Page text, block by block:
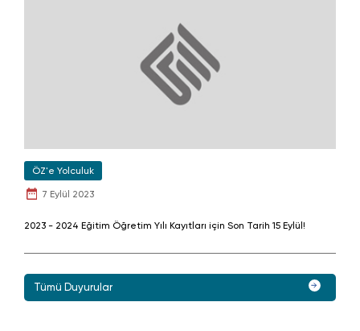
ÖZ'e Yolculuk
7 Eylül 2023
2023 - 2024 Eğitim Öğretim Yılı Kayıtları için Son Tarih 15 Eylül!
Tümü Duyurular